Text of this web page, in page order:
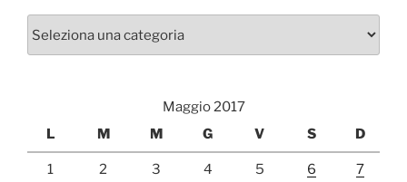
Maggio 2017
L
M M G V S D
1 2 3 4 5 6 7